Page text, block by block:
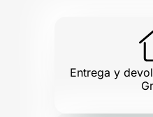
Entrega y